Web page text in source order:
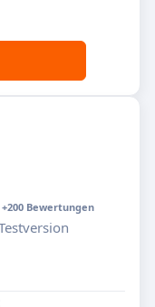
+200 Bewertungen